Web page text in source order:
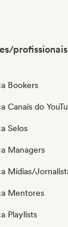
Bookers
Canais do
Selos
Managers
Mídias/
Mentores
Playlists